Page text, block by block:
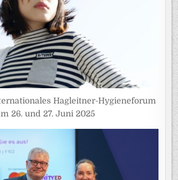
Hagleitner-Hygieneforum
26. und 27. Juni 2025